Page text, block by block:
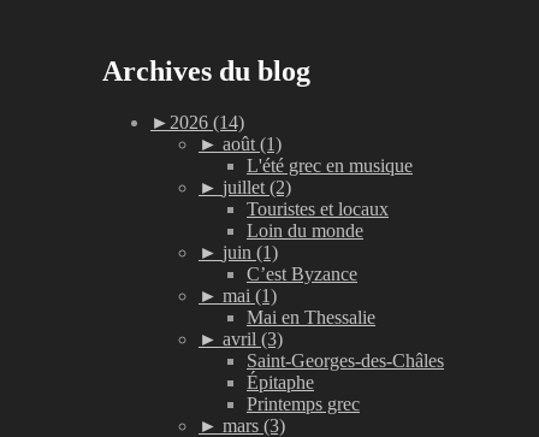
Archives du blog
► 2026 (14)
► août (1)
L'été grec en musique
► juillet (2)
Touristes et locaux
Loin du monde
► juin (1)
C’est Byzance
► mai (1)
Mai en Thessalie
► avril (3)
Saint-Georges-des-Châles
Épitaphe
Printemps grec
► mars (3)